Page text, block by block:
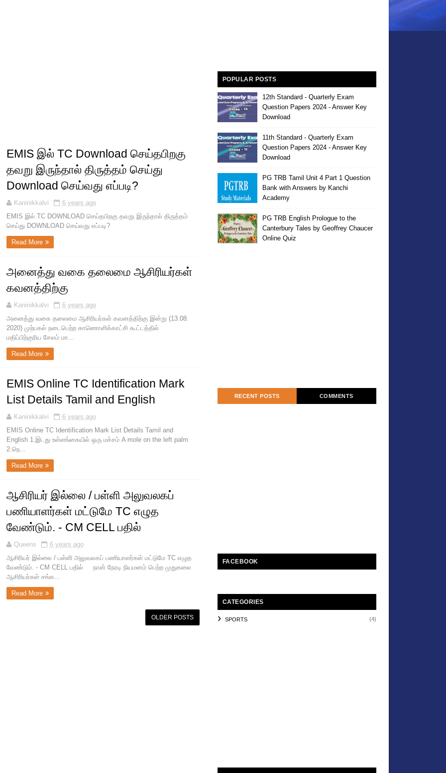
EMIS இல் TC Download செய்தபிறகு
தவறு இருந்தால் திருத்தம் செய்து
Download செய்வது எப்படி?
Kaninikkalvi
6 years ago
EMIS இல் TC DOWNLOAD செய்தபிறகு தவறு இருந்தால் திருத்தம்
செய்து DOWNLOAD செய்வது எப்படி?
Read More
அனைத்து வகை தலைமை ஆசிரியர்கள்
கவனத்திற்கு
Kaninikkalvi
6 years ago
அனைத்து வகை தலைமை ஆசிரியர்கள் கவனத்திற்கு இன்று (13.08.
2020) முற்பகல் நடைபெற்ற காணொளிக்காட்சி கூட்டத்தில்
மதிப்பிற்குரிய சேலம் மா...
Read More
EMIS Online TC Identification Mark
List Details Tamil and English
Kaninikkalvi
6 years ago
EMIS Online TC Identification Mark List Details Tamil and
English 1.இடது உள்ளங்கையில் ஒரு மச்சம் A mole on the left palm
2.நெ...
Read More
ஆசிரியர் இல்லை / பள்ளி அலுவலகப்
பணியாளர்கள் மட்டுமே TC எழுத
வேண்டும். - CM CELL பதில்
Queens
6 years ago
ஆசிரியர் இல்லை / பள்ளி அலுவலகப் பணியாளர்கள் மட்டுமே TC எழுத
வேண்டும். - CM CELL பதில் நான் நேரடி நியமனம் பெற்ற முதுகலை
ஆசிரியர்கள் சங்க...
Read More
OLDER POSTS
POPULAR POSTS
12th Standard - Quarterly Exam
Question Papers 2024 - Answer Key
Download
11th Standard - Quarterly Exam
Question Papers 2024 - Answer Key
Download
PG TRB Tamil Unit 4 Part 1 Question
Bank with Answers by Kanchi
Academy
PG TRB English Prologue to the
Canterbury Tales by Geoffrey Chaucer
Online Quiz
RECENT POSTS COMMENTS
FACEBOOK
CATEGORIES
SPORTS (4)